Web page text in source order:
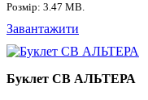
Розмір: 3.47 MB.
Завантажити
Буклет СВ АЛЬТЕРА